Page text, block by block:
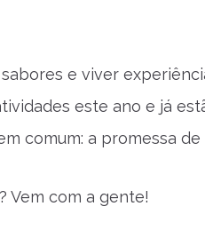
e viver
este ano e já
comum: a promessa
Vem com a gente!